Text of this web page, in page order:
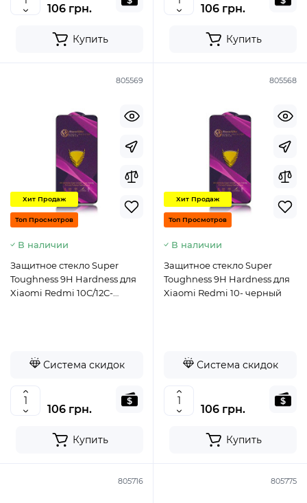
106 грн.
Купить
106 грн.
Купить
805569
Хит Продаж
Топ Просмотров
В наличии
Защитное стекло Super
Toughness 9H Hardness для
Xiaomi Redmi 10C/12C-
Система скидок
106 грн.
Купить
805568
Хит Продаж
Топ Просмотров
В наличии
Защитное стекло Super
Toughness 9H Hardness для
Xiaomi Redmi 10- черный
Система скидок
106 грн.
Купить
805716 805775